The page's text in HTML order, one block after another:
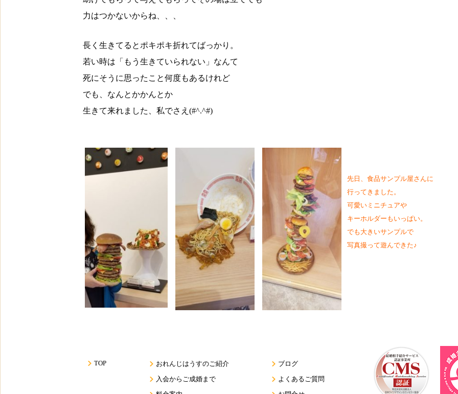
力はつかないからね、、、
長く生きてるとポキポキ折れてばっかり。
若い時は「もう生きていられない」なんて
死にそうに思ったこと何度もあるけれど
でも、なんとかかんとか
生きて来れました、私でさえ(#^.^#)
先日、食品サンプル屋さんに
行ってきました。
可愛いミニチュアや
キーホルダーもいっぱい。
でも大きいサンプルで
写真撮って遊んできた♪
TOP
おれんじはうすのご紹介
入会からご成婚まで
ブログ
よくあるご質問